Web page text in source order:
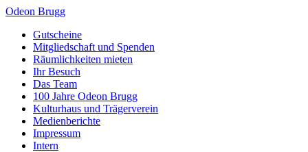
Odeon Brugg
Gutscheine
Mitgliedschaft und Spenden
Räumlichkeiten mieten
Ihr Besuch
Das Team
100 Jahre Odeon Brugg
Kulturhaus und Trägerverein
Medienberichte
Impressum
Intern